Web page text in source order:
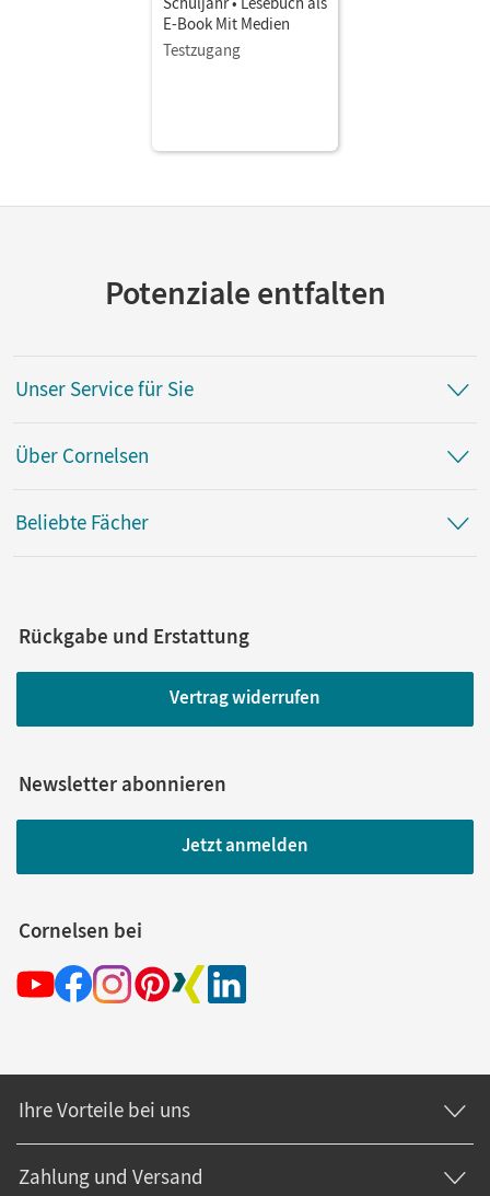
E-Book Mit Medien
Testzugang
Potenziale entfalten
Unser Service für Sie
Über Cornelsen
Beliebte Fächer
Rückgabe und Erstattung
Vertrag widerrufen
Newsletter abonnieren
Jetzt anmelden
Cornelsen bei
Ihre Vorteile bei uns
Zahlung und Versand